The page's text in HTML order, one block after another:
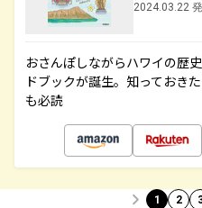
2024.03.22
おさんぽしながらハワイの歴
ドブックが誕生。知っておき
も必読
1 2